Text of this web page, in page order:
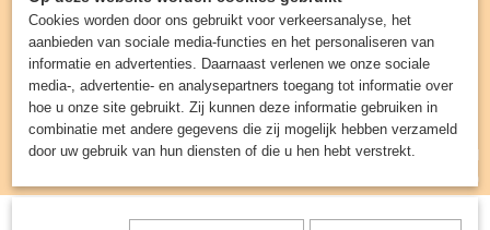
Inloggen Registreren
UW WINKELWAGEN
(0)
Cookies worden door ons gebruikt voor verkeersanalyse, het
aanbieden van sociale media-functies en het personaliseren van
informatie en advertenties. Daarnaast verlenen we onze sociale
media-, advertentie- en analysepartners toegang tot informatie over
hoe u onze site gebruikt. Zij kunnen deze informatie gebruiken in
combinatie met andere gegevens die zij mogelijk hebben verzameld
door uw gebruik van hun diensten of die u hen hebt verstrekt.